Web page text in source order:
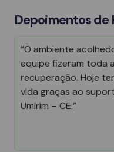
Depoimentos de
“O ambiente
equipe fizeram toda
recuperação. Hoje
vida graças ao
Umirim – CE.”